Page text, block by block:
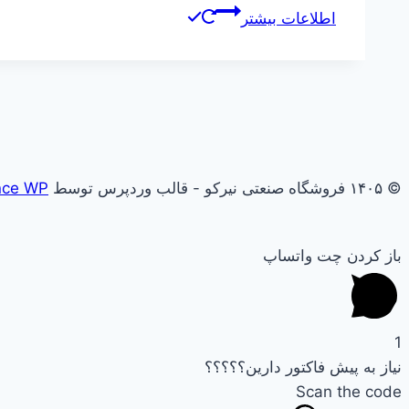
اطلاعات بیشتر
© ۱۴۰۵ فروشگاه صنعتی نیرکو - قالب وردپرس توسط WP
باز کردن چت واتساپ
1
نیاز به پیش فاکتور دارین؟؟؟؟؟
Scan the code